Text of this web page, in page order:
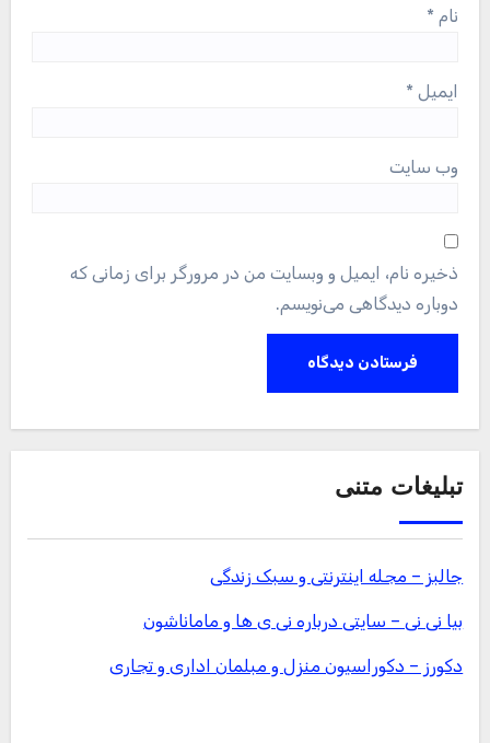
نام *
ایمیل *
وب‌ سایت
ذخیره نام، ایمیل و وبسایت من در مرورگر برای زمانی که
دوباره دیدگاهی می‌نویسم.
تبلیغات متنی
جالبز – مجله اینترنتی و سبک زندگی
بیا نی نی – سایتی درباره نی ی ها و ماماناشون
دکورز – دکوراسیون منزل و مبلمان اداری و تجاری